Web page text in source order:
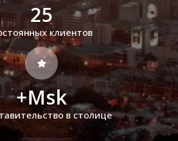
25
клиентов
+Msk
в столице